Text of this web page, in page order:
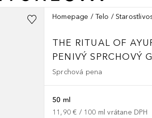
Homepage Telo
THE RITUAL OF
PENIVÝ SPRCHOVÝ
Sprchová pena
50 ml
11,90 € / 100 ml vrátane DPH